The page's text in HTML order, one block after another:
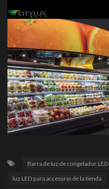
Barra de luz de congelador LED
luz LED para accesorio de la tienda